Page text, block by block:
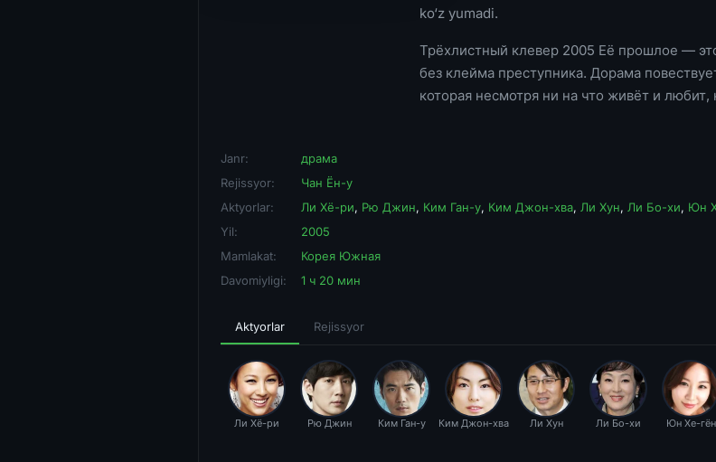
ko‘z yumadi.
Трёхлистный клевер 2005 Её прошлое —
без клейма преступника. Дорама
которая несмотря ни на что живёт и
Janr:
драма
Rejissyor:
Чан Ён-у
Aktyorlar:
Ли Хё-ри, Рю Джин, Ким Ган-у, Ким Джон-хва, Ли Хун, Ли Бо-хи, Юн
Yil:
2005
Mamlakat:
Корея Южная
Davomiyligi:
1 ч 20 мин
Aktyorlar Rejissyor
Ли Хё-ри Рю Джин Ким Ган-у Ким Джон-хва Ли Хун Ли Бо-хи Юн Хе-гён